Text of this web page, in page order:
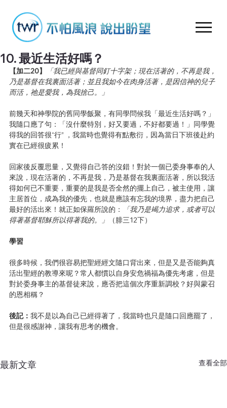
10. 最近生活好嗎？
【加二20】
「我已經與基督同釘十字架；現在活著的，不再是我，
乃是基督在我裏面活著；並且我如今在肉身活著，是因信神的兒子
而活，祂是愛我，為我捨己。」
前幾天和神學院的舊同學飯聚，有同學問候我「最近生活好嗎？」
我隨口應了句：「沒什麼特別，好又要過，不好都要過！」同學覺
得我的回答很“行” ，我當時也覺得有點敷衍，因為當日下班後赴約
實在已經很疲累！
回家後反覆思量，又覺得自己答的沒錯！對於一個已委身事奉的人
來說，現在活著的，不再是我，乃是基督在我裏面活著，所以我活
得如何已不重要，重要的是我是否全然的擺上自己，被主使用，讓
主居首位，成為我的優先，也就是應該有忘我的境界，盡力把自己
最好的活出來！就正如保羅所說的：
「我乃是竭力追求，或者可以
得著基督耶穌所以得著我的。」
（腓三12下）
學習
很多時候，我們很容易把聖經經文隨口背出來，但是又是否能夠真
活出聖經的教導來呢？常人都慣以自身安危禍福為優先考慮，但是
對於委身事主的基督徒來說，應否把這個次序重新調校？好與蒙召
的恩相稱？
後記： 我不是以為自己已經得著了，我當時也只是隨口回應罷了，
但是很感謝神，讓我有思考的機會。
最新文章 查看全部